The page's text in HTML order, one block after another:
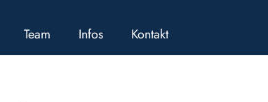
Team Infos Kontakt